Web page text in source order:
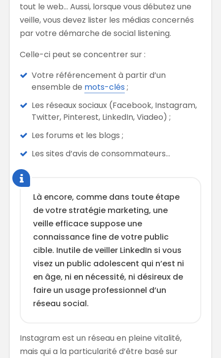
tout le web… Aussi, lorsque vous débutez une
veille, vous devez lister les médias concernés
par votre démarche de social listening.
Celle-ci peut se concentrer sur :
Votre référencement à partir d’un
ensemble de mots-clés ;
Les réseaux sociaux (Facebook, Instagram,
Twitter, Pinterest, LinkedIn, Viadeo) ;
Les forums et les blogs ;
Les sites d’avis de consommateurs…
Là encore, comme dans toute étape
de votre stratégie marketing, une
veille efficace suppose une
connaissance fine de votre public
cible. Inutile de veiller LinkedIn si vous
visez un public adolescent qui n’est ni
en âge, ni en nécessité, ni désireux de
faire un usage professionnel d’un
réseau social.
Instagram est un réseau en pleine vitalité,
mais qui a la particularité d’être basé sur